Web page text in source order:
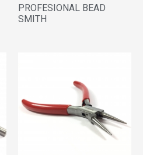
PROFESIONAL BEAD
SMITH